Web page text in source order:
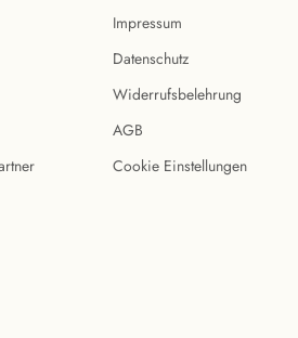
Impressum
Datenschutz
Widerrufsbelehrung
AGB
Cookie Einstellungen